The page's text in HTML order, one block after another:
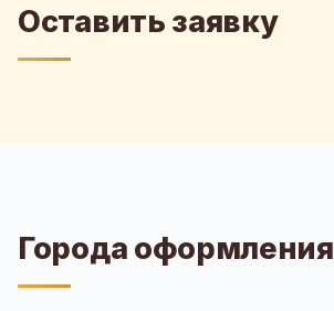
Оставить заявку
Города оформления